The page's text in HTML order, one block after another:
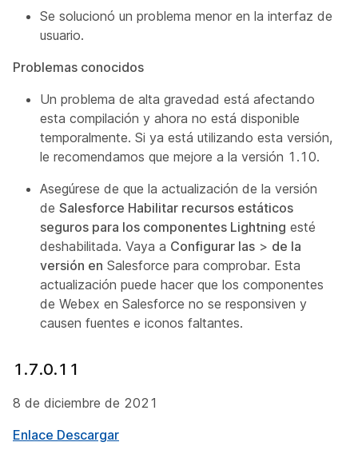
Se solucionó un problema menor en la interfaz de
usuario.
Problemas conocidos
Un problema de alta gravedad está afectando
esta compilación y ahora no está disponible
temporalmente. Si ya está utilizando esta versión,
le recomendamos que mejore a la versión 1.10.
Asegúrese de que la actualización de la versión
de Salesforce Habilitar recursos estáticos
seguros para los componentes Lightning esté
deshabilitada. Vaya a Configurar las > de la
versión en Salesforce para comprobar. Esta
actualización puede hacer que los componentes
de Webex en Salesforce no se responsiven y
causen fuentes e iconos faltantes.
1.7.0.11
8 de diciembre de 2021
Enlace Descargar